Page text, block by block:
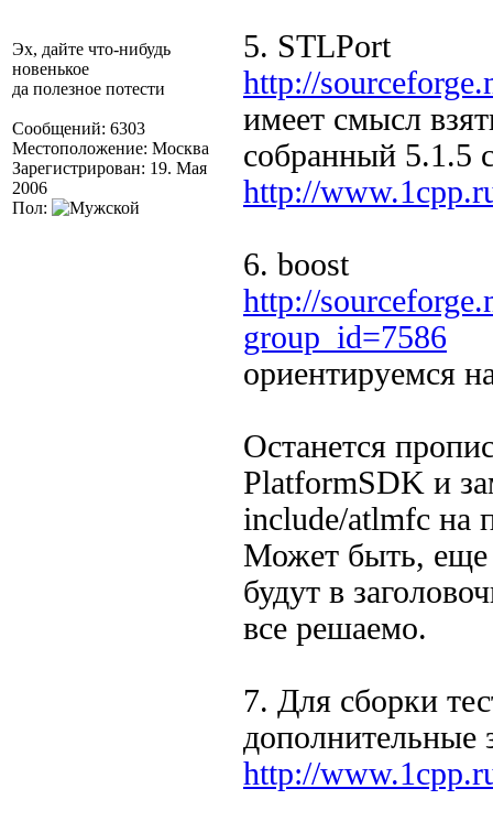
Эх, дайте что-нибудь
новенькое
да полезное потести
Сообщений: 6303
Местоположение: Москва
Зарегистрирован: 19. Мая
2006
Пол:
5. STLPort
http://
имеет смысл
собранный 5.1.5
http://
6. boost
http://
group_id=7586
ориентируемся
Останется
PlatformSDK и
include/atlmfc на
Может быть, еще
будут в
все решаемо.
7. Для сборки
дополнительные
http://